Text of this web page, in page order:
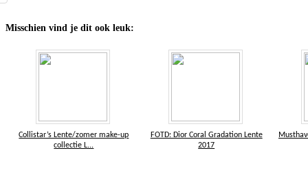
Misschien vind je dit ook leuk:
Collistar’s Lente/zomer make-up
collectie L...
FOTD: Dior Coral Gradation Lente
2017